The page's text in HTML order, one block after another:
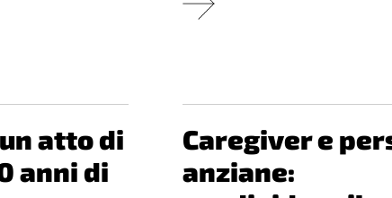
atto di
anni di
Caregiver e
anziane: